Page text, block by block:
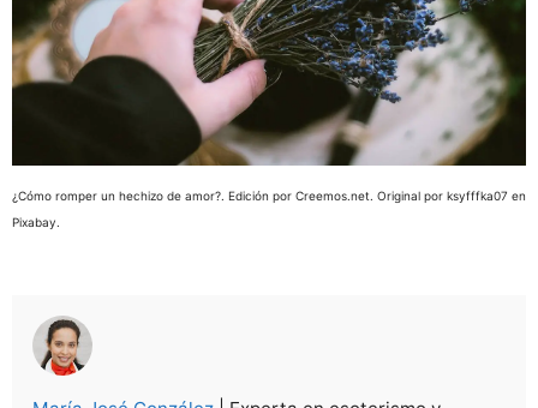
¿Cómo romper un hechizo de amor?. Edición por Creemos.net. Original por ksyfffka07 en
Pixabay.